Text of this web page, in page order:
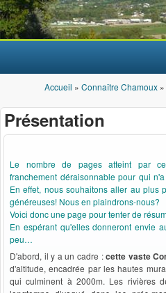
Vous êtes ici
Accueil » Connaître Chamoux »
Présentation
Le nombre de pages atteint par
franchement déraisonnable pour qui
En effet, nous souhaitons aller au plus
généreuses! Nous en plaindrons-nous?
Voici donc une page pour tenter de
En espérant qu'elles donneront envie
peu…
D'abord, il y a un cadre :cette vaste
d'altitude, encadrée par les hautes
qui culminent à 2000m. Les rivières